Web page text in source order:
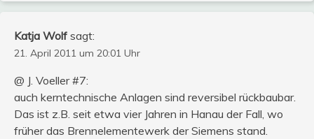
Katja Wolf sagt:
21. April 2011 um 20:01 Uhr
@ J. Voeller #7:
auch kerntechnische Anlagen sind reversibel rückbaubar.
Das ist z.B. seit etwa vier Jahren in Hanau der Fall, wo
früher das Brennelementewerk der Siemens stand.